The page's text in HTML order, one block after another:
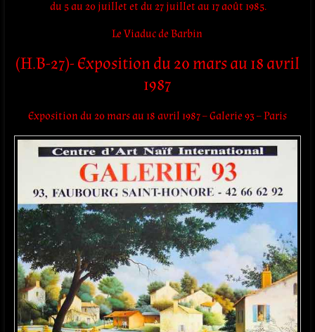
du 5 au 20 juillet et du 27 juillet au 17 août 1985.
Le Viaduc de Barbin
(H.B-27)- Exposition du 20 mars au 18 avril
1987
Exposition du 20 mars au 18 avril 1987 – Galerie 93 – Paris